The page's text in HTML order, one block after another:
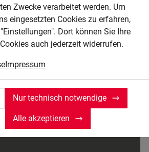
Zwecke verarbeitet werden. Um
eingesetzten Cookies zu erfahren,
Dort können Sie Ihre
auch jederzeit widerrufen.
Impressum
Nur technisch notwendige
Alle akzeptieren